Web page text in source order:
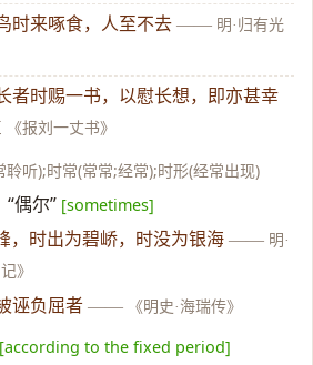
时来啄食，人至不去 —— 明·归有光
者时赐一书，以慰长想，即亦甚幸
《报刘一丈书》
聆听);时常(常常;经常);时形(经常出现)
“偶尔” [sometimes]
，时出为碧峤，时没为银海 —— 明·
》
诬负屈者 —— 《明史·海瑞传》
[according to the fixed period]